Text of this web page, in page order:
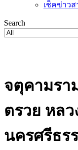
เช็คข่าวส
Search
จตุคามรา
ตรวย หล
นครศรีธร